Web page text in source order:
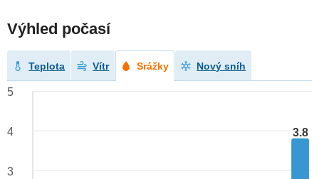
Výhled počasí
Teplota Vítr Srážky Nový sníh
3.8
5
4
3